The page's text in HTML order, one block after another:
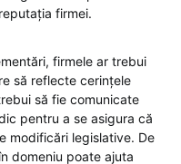
firmei.
firmele ar trebui
să reflecte cerințele
să fie comunicate
pentru a se asigura că
modificări legislative. De
domeniu poate ajuta